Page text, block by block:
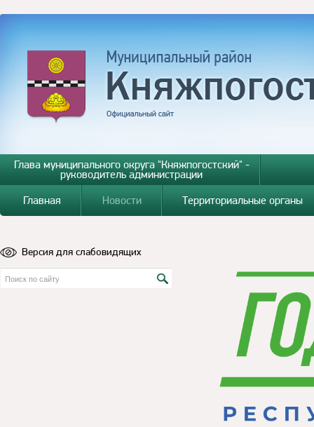
Глава муниципального округа "Княжпогостский" -
руководитель администрации
Главная
Новости Территориальные органы
Версия для слабовидящих